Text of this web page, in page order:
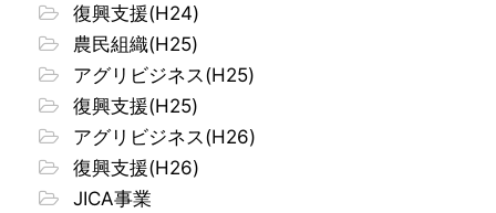
復興支援(H24)
農民組織(H25)
アグリビジネス(H25)
復興支援(H25)
アグリビジネス(H26)
復興支援(H26)
JICA事業